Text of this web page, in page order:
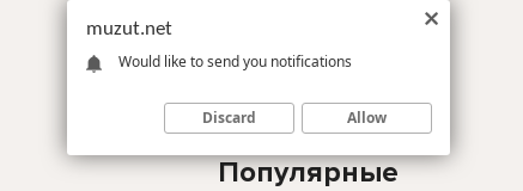
Популярные
muzut.net
Would like to send you notifications
Discard Allow